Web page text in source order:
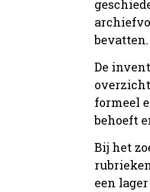
bevatten.
De
formeel
behoeft
Bij het
een